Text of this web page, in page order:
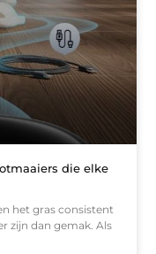
die elke
het gras consistent
zijn dan gemak. Als